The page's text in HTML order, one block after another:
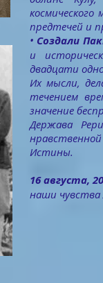
предтечей и
• Создали
и
двадцати
Их мысли,
течением
значение
Держава
Истины.
16 августа,
наши чувства